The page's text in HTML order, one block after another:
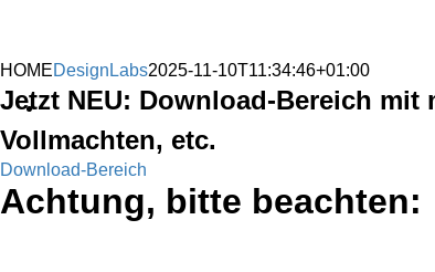
HOMEDesignLabs2025-11-10T11:34:46+01:00
Jetzt NEU: Download-Bereich
Vollmachten, etc.
Download-Bereich
Achtung, bitte beachten: